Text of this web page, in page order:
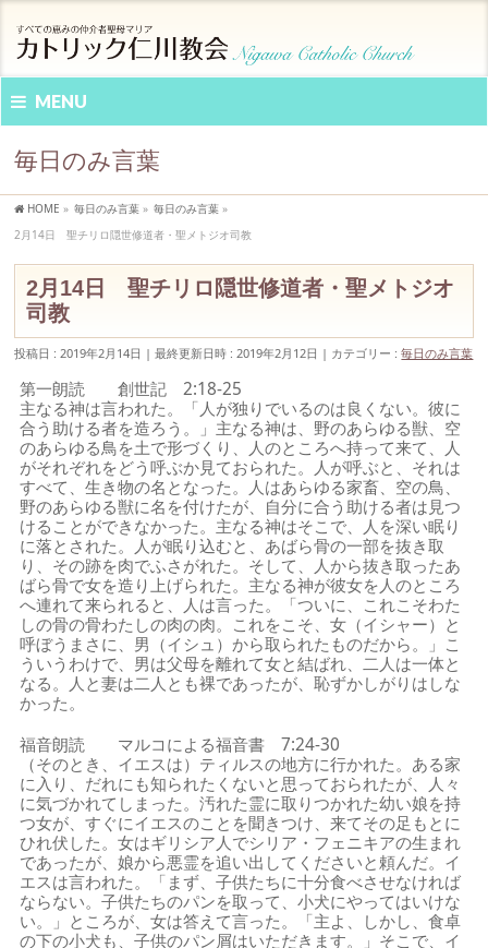
MENU
毎日のみ言葉
HOME » 毎日のみ言葉 » 毎日のみ言葉 »
2月14日 聖チリロ隠世修道者・聖メトジオ司教
2月14日 聖チリロ隠世修道者・聖メトジオ
司教
投稿日 : 2019年2月14日 最終更新日時 : 2019年2月12日 カテゴリー :毎日のみ言葉
第一朗読 創世記 2:18-25
主なる神は言われた。「人が独りでいるのは良くない。彼に
合う助ける者を造ろう。」主なる神は、野のあらゆる獣、空
のあらゆる鳥を土で形づくり、人のところへ持って来て、人
がそれぞれをどう呼ぶか見ておられた。人が呼ぶと、それは
すべて、生き物の名となった。人はあらゆる家畜、空の鳥、
野のあらゆる獣に名を付けたが、自分に合う助ける者は見つ
けることができなかった。主なる神はそこで、人を深い眠り
に落とされた。人が眠り込むと、あばら骨の一部を抜き取
り、その跡を肉でふさがれた。そして、人から抜き取ったあ
ばら骨で女を造り上げられた。主なる神が彼女を人のところ
へ連れて来られると、人は言った。「ついに、これこそわた
しの骨の骨わたしの肉の肉。これをこそ、女（イシャー）と
呼ぼうまさに、男（イシュ）から取られたものだから。」こ
ういうわけで、男は父母を離れて女と結ばれ、二人は一体と
なる。人と妻は二人とも裸であったが、恥ずかしがりはしな
かった。
福音朗読 マルコによる福音書 7:24-30
（そのとき、イエスは）ティルスの地方に行かれた。ある家
に入り、だれにも知られたくないと思っておられたが、人々
に気づかれてしまった。汚れた霊に取りつかれた幼い娘を持
つ女が、すぐにイエスのことを聞きつけ、来てその足もとに
ひれ伏した。女はギリシア人でシリア・フェニキアの生まれ
であったが、娘から悪霊を追い出してくださいと頼んだ。イ
エスは言われた。「まず、子供たちに十分食べさせなければ
ならない。子供たちのパンを取って、小犬にやってはいけな
い。」ところが、女は答えて言った。「主よ、しかし、食卓
の下の小犬も、子供のパン屑はいただきます。」そこで、イ